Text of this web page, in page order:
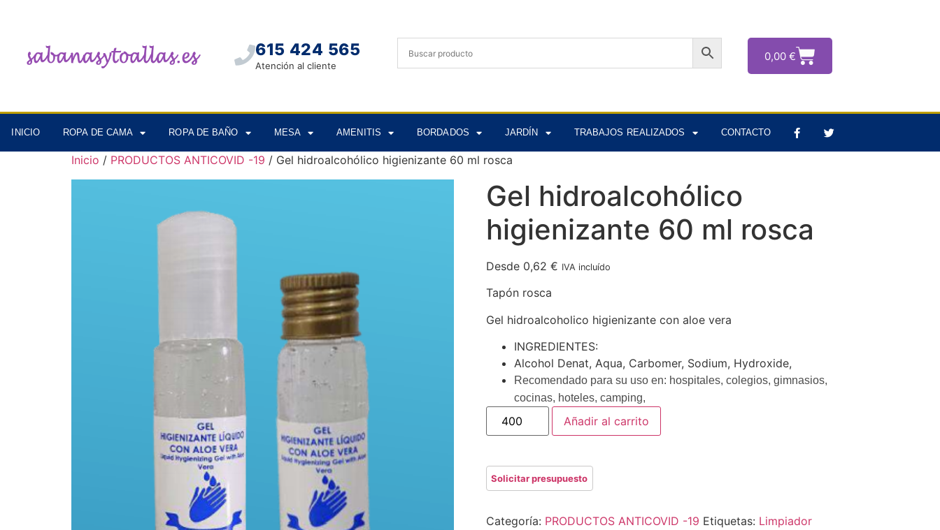
615 424 565
Atención al cliente
0,00 €
INICIO ROPA DE CAMA ROPA DE BAÑO MESA AMENITIS BORDADOS JARDÍN TRABAJOS REALIZADOS CONTACTO
Inicio / PRODUCTOS ANTICOVID -19 / Gel hidroalcohólico higienizante 60 ml rosca
Gel hidroalcohólico
higienizante 60 ml rosca
Desde 0,62 € IVA incluído
Tapón rosca
Gel hidroalcoholico higienizante con aloe vera
INGREDIENTES:
Alcohol Denat, Aqua, Carbomer, Sodium, Hydroxide,
Recomendado para su uso en: hospitales, colegios, gimnasios,
cocinas, hoteles, camping,
Añadir al carrito
Categoría: PRODUCTOS ANTICOVID -19 Etiquetas: Limpiador